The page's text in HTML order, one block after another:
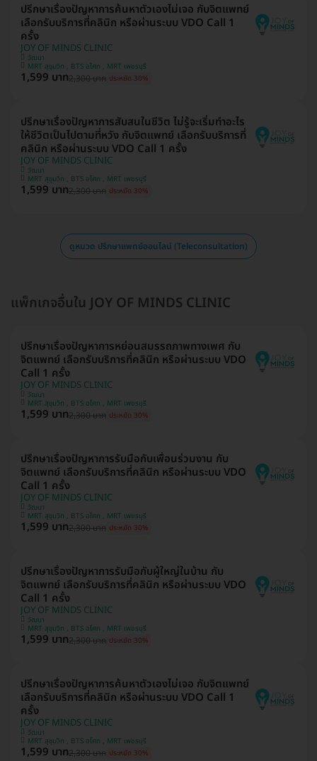
ปรึกษาเรื่องปัญหาการค้นหาตัวเองไม่เจอ กับจิตแพทย์
เลือกรับบริการที่คลินิก หรือผ่านระบบ VDO Call 1
ครั้ง
JOY OF MINDS CLINIC
วัฒนา
MRT สุขุมวิท , BTS อโศก , MRT เพชรบุรี
1,599 บาท2,300 บาท ประหยัด 30%
ปรึกษาเรื่องปัญหาการสับสนในชีวิต ไม่รู้จะเริ่มทำอะไร
ให้ชีวิตเป็นไปตามที่หวัง กับจิตแพทย์ เลือกรับบริการที่
คลินิก หรือผ่านระบบ VDO Call 1 ครั้ง
JOY OF MINDS CLINIC
วัฒนา
MRT สุขุมวิท , BTS อโศก , MRT เพชรบุรี
1,599 บาท2,300 บาท ประหยัด 30%
ดูหมวด ปรึกษาแพทย์ออนไลน์ (Teleconsultation)
แพ็กเกจอื่นใน JOY OF MINDS CLINIC
ปรึกษาเรื่องปัญหาการหย่อนสมรรถภาพทางเพศ กับ
จิตแพทย์ เลือกรับบริการที่คลินิก หรือผ่านระบบ VDO
Call 1 ครั้ง
JOY OF MINDS CLINIC
วัฒนา
MRT สุขุมวิท , BTS อโศก , MRT เพชรบุรี
1,599 บาท2,300 บาท ประหยัด 30%
ปรึกษาเรื่องปัญหาการรับมือกับเพื่อนร่วมงาน กับ
จิตแพทย์ เลือกรับบริการที่คลินิก หรือผ่านระบบ VDO
Call 1 ครั้ง
JOY OF MINDS CLINIC
วัฒนา
MRT สุขุมวิท , BTS อโศก , MRT เพชรบุรี
1,599 บาท2,300 บาท ประหยัด 30%
ปรึกษาเรื่องปัญหาการรับมือกับผู้ใหญ่ในบ้าน กับ
จิตแพทย์ เลือกรับบริการที่คลินิก หรือผ่านระบบ VDO
Call 1 ครั้ง
JOY OF MINDS CLINIC
วัฒนา
MRT สุขุมวิท , BTS อโศก , MRT เพชรบุรี
1,599 บาท2,300 บาท ประหยัด 30%
ปรึกษาเรื่องปัญหาการค้นหาตัวเองไม่เจอ กับจิตแพทย์
เลือกรับบริการที่คลินิก หรือผ่านระบบ VDO Call 1
ครั้ง
JOY OF MINDS CLINIC
วัฒนา
MRT สุขุมวิท , BTS อโศก , MRT เพชรบุรี
1,599 บาท2,300 บาท ประหยัด 30%